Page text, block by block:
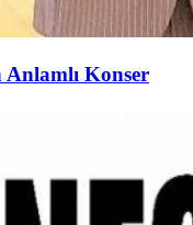
Anlamlı Konser